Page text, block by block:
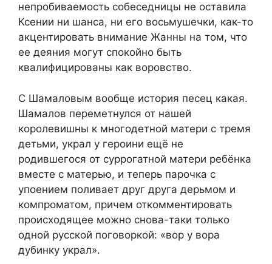
непробиваемость собеседницы не оставила
Ксении ни шанса, ни его восьмушечки, как-то
акцентировать внимание Жанны на том, что
ее деяния могут спокойно быть
квалифицированы как воровство.
С Шамаловым вообще история песец какая.
Шамалов переметнулся от нашей
королевишны к многодетной матери с тремя
детьми, украл у героини ещё не
родившегося от суррогатной матери ребёнка
вместе с матерью, и теперь парочка с
упоением поливает друг друга дерьмом и
компроматом, причем откомментировать
происходящее можно снова-таки только
одной русской поговоркой: «вор у вора
дубинку украл».